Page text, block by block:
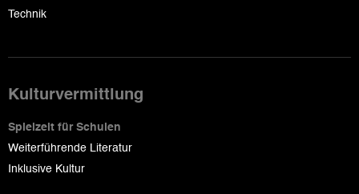
Technik
Kulturvermittlung
Spielzeit für Schulen
Weiterführende Literatur
Inklusive Kultur